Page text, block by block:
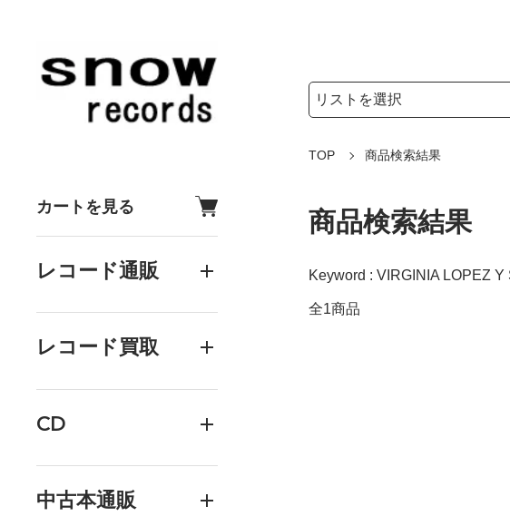
カートを見る
レコード通販
レコード買取
CD
中古本通販
検索リストの選択
TOP 商品検索結果
商品検索結果
Keyword : VIRGINIA LOPEZ
全1商品